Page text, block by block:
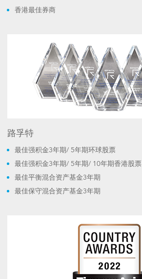
香港最佳券商
路孚特
最佳强积金3年期/ 5年期环球股票
最佳强积金3年期/ 5年期/ 10年期香港股票
最佳平衡混合资产基金3年期
最佳保守混合资产基金3年期